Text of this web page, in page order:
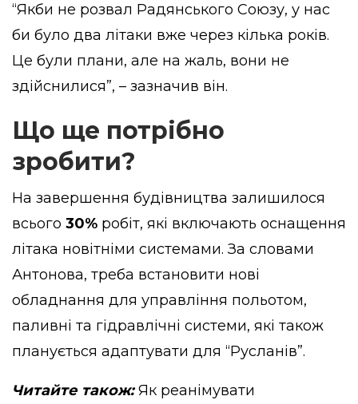
“Якби не розвал Радянського Союзу, у нас
би було два літаки вже через кілька років.
Це були плани, але на жаль, вони не
здійснилися”, – зазначив він.
Що ще потрібно
зробити?
На завершення будівництва залишилося
всього 30% робіт, які включають оснащення
літака новітніми системами. За словами
Антонова, треба встановити нові
обладнання для управління польотом,
паливні та гідравлічні системи, які також
планується адаптувати для “Русланів”.
Читайте також: Як реанімувати